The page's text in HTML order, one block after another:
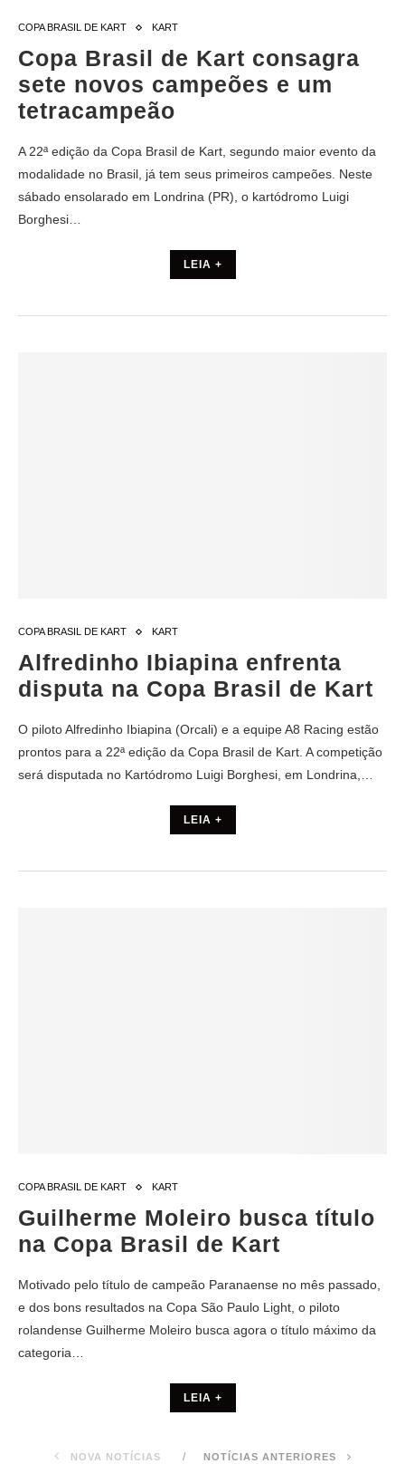
COPA BRASIL DE KART KART
Copa Brasil de Kart consagra
sete novos campeões e um
tetracampeão
A 22ª edição da Copa Brasil de Kart, segundo maior evento da
modalidade no Brasil, já tem seus primeiros campeões. Neste
sábado ensolarado em Londrina (PR), o kartódromo Luigi
Borghesi…
LEIA +
COPA BRASIL DE KART KART
Alfredinho Ibiapina enfrenta
disputa na Copa Brasil de Kart
O piloto Alfredinho Ibiapina (Orcali) e a equipe A8 Racing estão
prontos para a 22ª edição da Copa Brasil de Kart. A competição
será disputada no Kartódromo Luigi Borghesi, em Londrina,…
LEIA +
COPA BRASIL DE KART KART
Guilherme Moleiro busca título
na Copa Brasil de Kart
Motivado pelo título de campeão Paranaense no mês passado,
e dos bons resultados na Copa São Paulo Light, o piloto
rolandense Guilherme Moleiro busca agora o título máximo da
categoria…
LEIA +
NOVA NOTÍCIAS NOTÍCIAS ANTERIORES